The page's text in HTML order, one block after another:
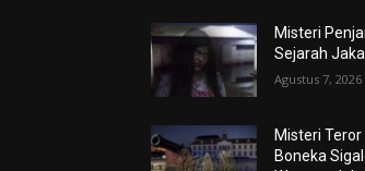
Misteri
Sejarah
Agustus 7, 2026
Misteri
Boneka